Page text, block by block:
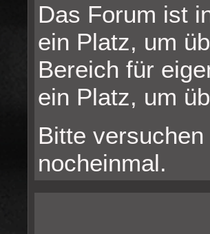
Das Forum ist
ein Platz, um
Bereich für
ein Platz, um
Bitte
nocheinmal.